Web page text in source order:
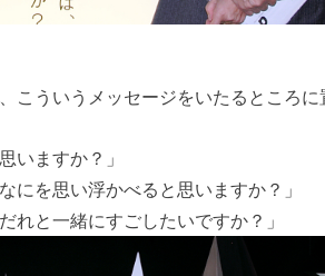
こういうメッセージをいたるところに
いますか？」
にを思い浮かべると思いますか？」
れと一緒にすごしたいですか？」